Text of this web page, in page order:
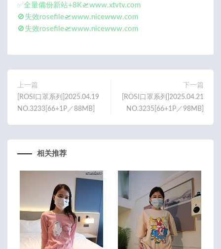
✅全量備份新站+8K🛫www.xtvtv.com
🚫失效rosefile🛫www.nicewww.com
🚫失效rosefile🛫www.nicewww.com
上一篇
[ROSI口罩系列]2025.04.19
NO.3233[66+1P／88MB]
下一篇
[ROSI口罩系列]2025.04.21
NO.3235[66+1P／98MB]
相关推荐